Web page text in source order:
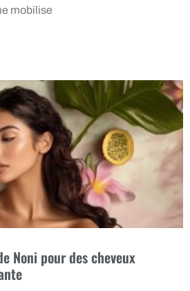
mobilise
Noni pour des cheveux